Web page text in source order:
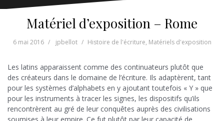
Matériel d’exposition – Rome
6 mai 2016 jpbellot Histoire de l'écriture, Matériels d'exposition
Les latins apparaissent comme des continuateurs plutôt que
des créateurs dans le domaine de l’écriture. Ils adaptèrent, tant
pour les systèmes d’alphabets en y ajoutant toutefois « Y » que
pour les instruments à tracer les signes, les dispositifs qu’ils
rencontrèrent au gré de leur conquêtes auprès des civilisations